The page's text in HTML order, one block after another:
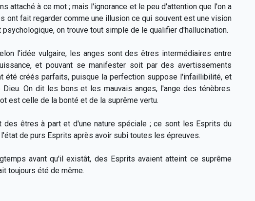
attaché à ce mot ; mais l'ignorance et le peu d'attention que l'on a
ont fait regarder comme une illusion ce qui souvent est une vision
on trouve tout simple de le qualifier d'hallucination.
l'idée vulgaire, les anges sont des êtres intermédiaires entre
et pouvant se manifester soit par des avertissements
été créés parfaits, puisque la perfection suppose l'infaillibilité, et
On dit les bons et les mauvais anges, l'ange des ténèbres.
est celle de la bonté et de la suprême vertu.
êtres à part et d'une nature spéciale ; ce sont les Esprits du
de purs Esprits après avoir subi toutes les épreuves.
avant qu'il existât, des Esprits avaient atteint ce suprême
toujours été de même.